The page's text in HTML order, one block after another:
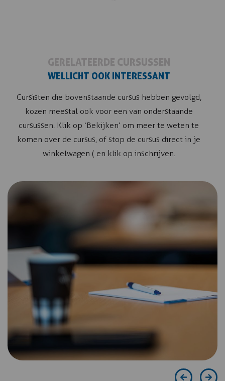
GERELATEERDE CURSUSSEN
WELLICHT OOK INTERESSANT
Cursisten die bovenstaande cursus hebben gevolgd,
kozen meestal ook voor een van onderstaande
cursussen. Klik op ‘Bekijken’ om meer te weten te
komen over de cursus, of stop de cursus direct in je
winkelwagen ( en klik op inschrijven.